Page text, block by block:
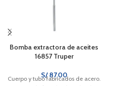
Bomba extractora de aceites
16857 Truper
S/87.00
Cuerpo y tubo fabricados de acero.